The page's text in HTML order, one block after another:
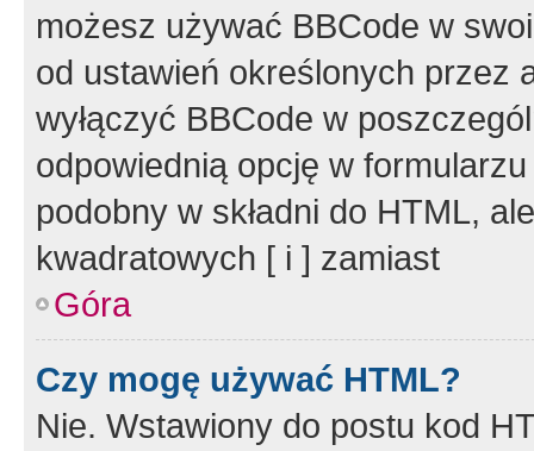
możesz używać BBCode w
od ustawień określonych przez
wyłączyć BBCode w
odpowiednią opcję w
podobny w składni do HTML,
kwadratowych [ i ] zamiast
Góra
Czy mogę używać HTML?
Nie. Wstawiony do postu kod